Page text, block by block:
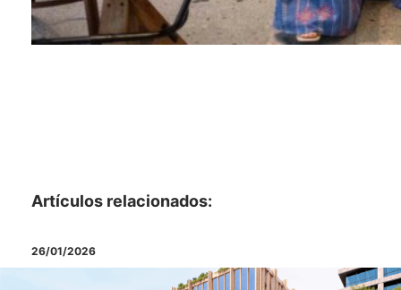
Artículos relacionados:
10/12/2025
26/01/2026